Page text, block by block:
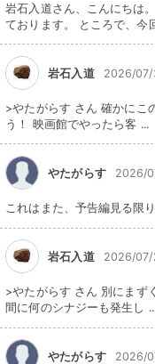
岩石入道さん、こんにちは
ております。 ところで、今
岩石入道 2026/07/
>やたがらす さん 確かにこ
う！ 映画館でやったら客 ...
やたがらす 2026/
これはまた、予告編見る限
岩石入道 2026/07/
>やたがらす さん 別にまず
間に何のシナジーも発生し
やたがらす 2026/